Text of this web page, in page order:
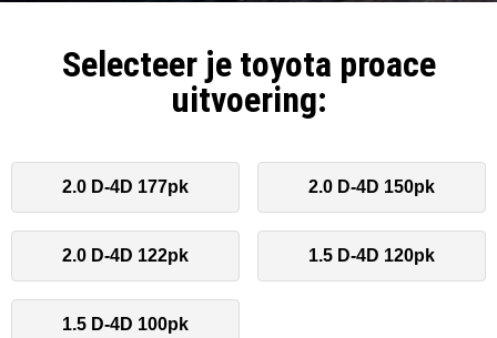
Selecteer je toyota proace
uitvoering:
2.0 D-4D 177pk 2.0 D-4D 150pk
2.0 D-4D 122pk 1.5 D-4D 120pk
1.5 D-4D 100pk